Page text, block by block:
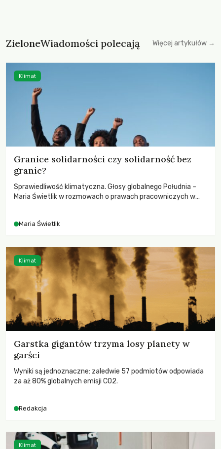
ZieloneWiadomości polecają Więcej artykułów →
Granice solidarności czy solidarność bez
granic?
Sprawiedliwość klimatyczna. Głosy globalnego Południa –
Maria Świetlik w rozmowach o prawach pracowniczych w
Maria Świetlik
Klimat
Garstka gigantów trzyma losy planety w
garści
Wyniki są jednoznaczne: zaledwie 57 podmiotów odpowiada
za aż 80% globalnych emisji CO2.
Redakcja
Klimat
Klimat